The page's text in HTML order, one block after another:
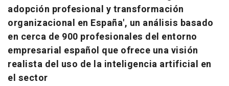
adopción profesional y transformación
organizacional en España', un análisis basado
en cerca de 900 profesionales del entorno
empresarial español que ofrece una visión
realista del uso de la inteligencia artificial en
el sector